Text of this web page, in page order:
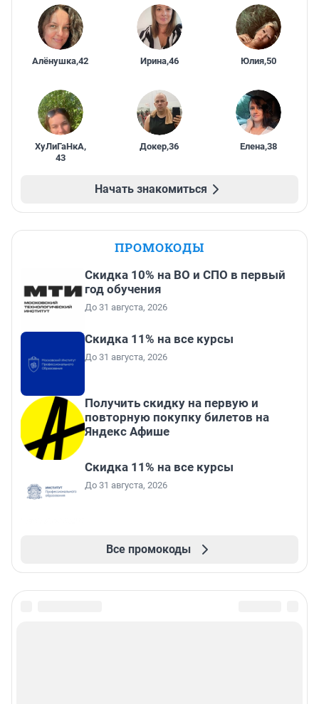
Алёнушка,42 Ирина,46 Юлия,50
ХуЛиГаНкА,
43
Докер,36 Елена,38
Начать знакомиться
ПРОМОКОДЫ
Скидка 10% на ВО и СПО в первый
год обучения
До 31 августа, 2026
Скидка 11% на все курсы
До 31 августа, 2026
Получить скидку на первую и
повторную покупку билетов на
Яндекс Афише
Скидка 11% на все курсы
До 31 августа, 2026
Все промокоды